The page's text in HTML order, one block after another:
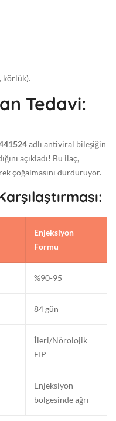
körlük).
Tedavi:
adlı antiviral bileşiğin
açıkladı! Bu ilaç,
çoğalmasını durduruyor.
Enjeksiyon
Formu
%90-95
84 gün
İleri/Nörolojik
FIP
Enjeksiyon
bölgesinde ağrı